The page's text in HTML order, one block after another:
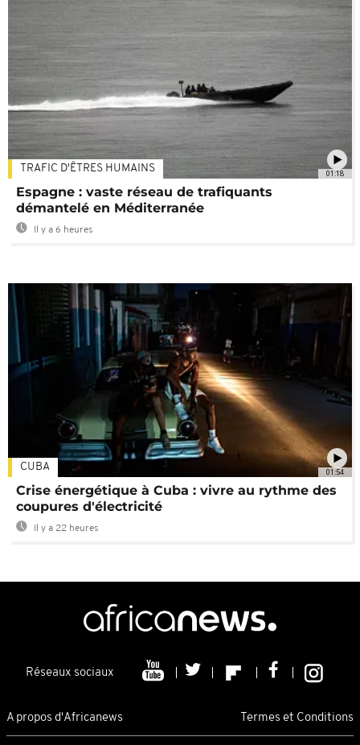
01:18
TRAFIC D'ÊTRES HUMAINS
Espagne : vaste réseau de trafiquants
démantelé en Méditerranée
Il y a 6 heures
01:54
CUBA
Crise énergétique à Cuba : vivre au rythme des
coupures d'électricité
Il y a 22 heures
Réseaux sociaux
A propos d'Africanews Termes et Conditions